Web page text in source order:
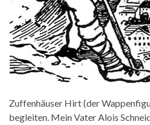
Zuffenhäuser Hirt (der
begleiten. Mein Vater Alois